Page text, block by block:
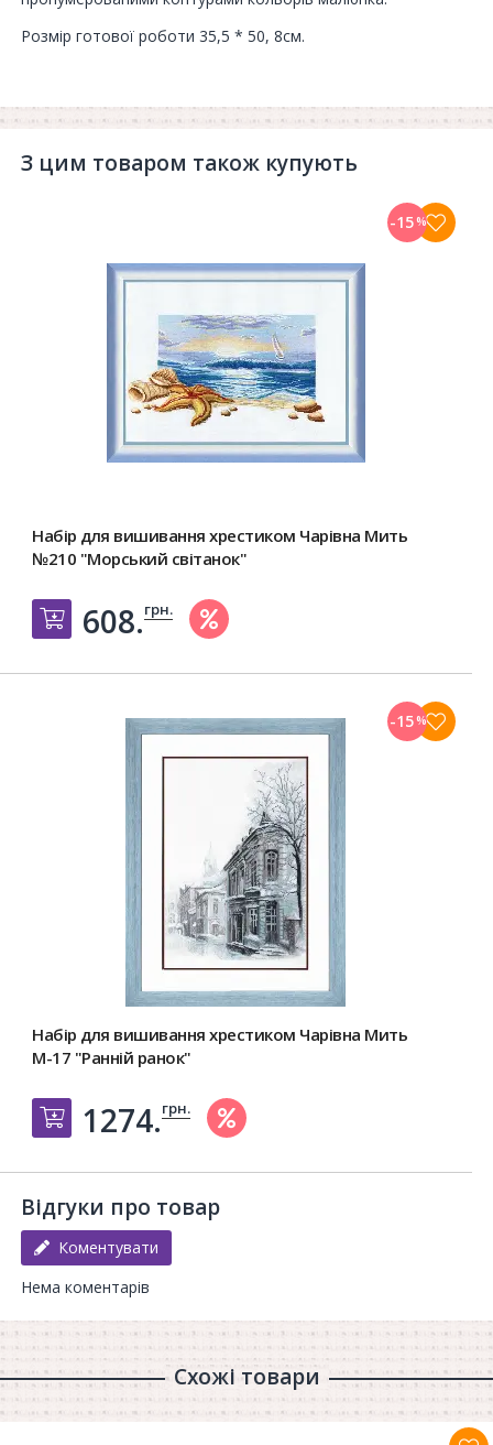
Розмір готової роботи 35,5 * 50, 8см.
З цим товаром також купують
Набір для вишивання хрестиком Чарівна Мить
№210 "Морський світанок"
Добавить в корзину
608.грн.
-15%
Набір для вишивання хрестиком Чарівна Мить
М-17 "Ранній ранок"
Добавить в корзину
1274.грн.
-15%
Відгуки про товар
Коментувати
Нема коментарів
Схожі товари